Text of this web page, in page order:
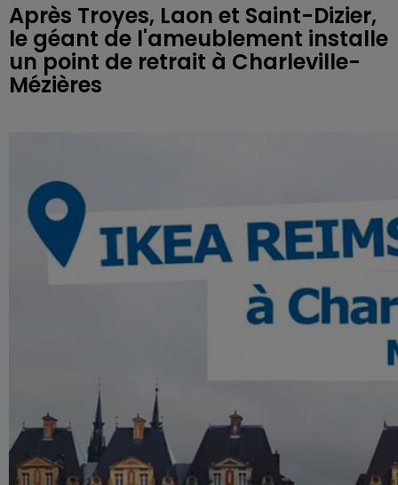
Après Troyes, Laon et Saint-Dizier,
le géant de l'ameublement installe
un point de retrait à Charleville-
Mézières